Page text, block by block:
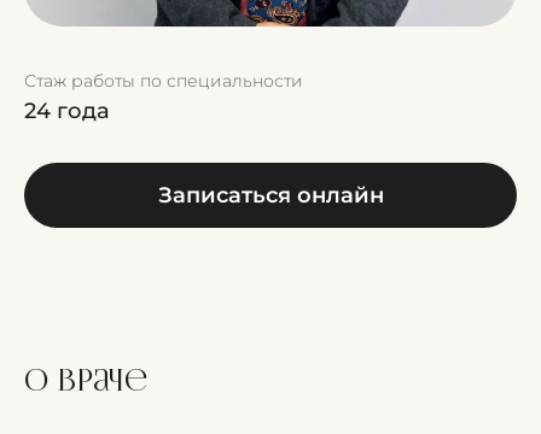
Стаж работы по специальности
24 года
Записаться онлайн
о враче